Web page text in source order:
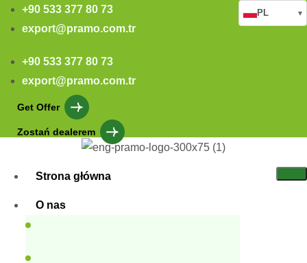
+90 533 377 80 73
export@pramo.com.tr
+90 533 377 80 73
export@pramo.com.tr
Get Offer
Zostań dealerem
PL ▾
Strona główna
O nas